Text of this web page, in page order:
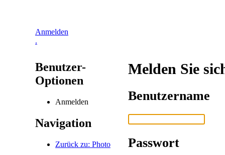
Anmelden
.
Benutzer-
Optionen
Anmelden
Navigation
Zurück zu: Photo
Melden Sie
Benutzername
Passwort